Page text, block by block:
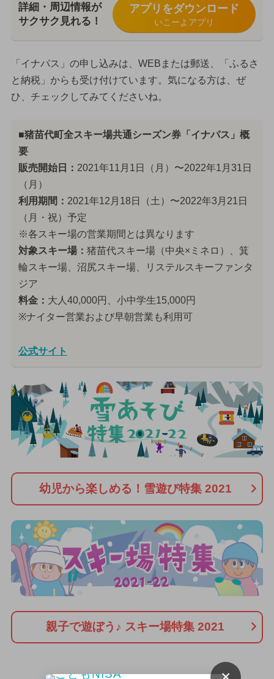
詳細・周辺情報が
サクサク見れる！
アプリをダウンロード
いこーよアプリ
「イナパス」の申し込みは、WEBまたは郵送、「ふるさ
と納税」からも受け付けています。気になる方は、ぜ
ひ、チェックしてみてくださいね。
■猪苗代町全スキー場共通シーズン券「イナパス」概
要
販売開始日： 2021年11月1日（月）〜2022年1月31日
（月）
利用期間： 2021年12月18日（土）〜2022年3月21日
（月・祝）予定
※各スキー場の営業期間とは異なります
対象スキー場： 猪苗代スキー場（中央×ミネロ）、箕
輪スキー場、沼尻スキー場、リステルスキーファンタ
ジア
料金： 大人40,000円、小中学生15,000円
※ナイター営業および早朝営業も利用可
公式サイト
幼児から楽しめる！雪遊び特集 2021
親子で遊ぼう♪ スキー場特集 2021